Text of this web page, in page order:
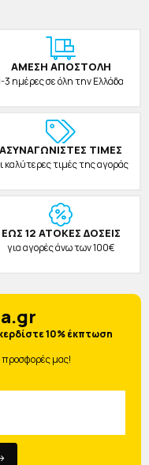
ΑΜΕΣΗ ΑΠΟΣΤΟΛΗ
3 ημέρες σε όλη την Ελλάδα
ΑΣΥΝΑΓΩΝΙΣΤΕΣ ΤΙΜΕΣ
καλύτερες τιμές της αγοράς
ΕΩΣ 12 ΑΤΟΚΕΣ ΔΟΣΕΙΣ
για αγορές άνω των 100€
10% έκπτωση
προσφορές μας!